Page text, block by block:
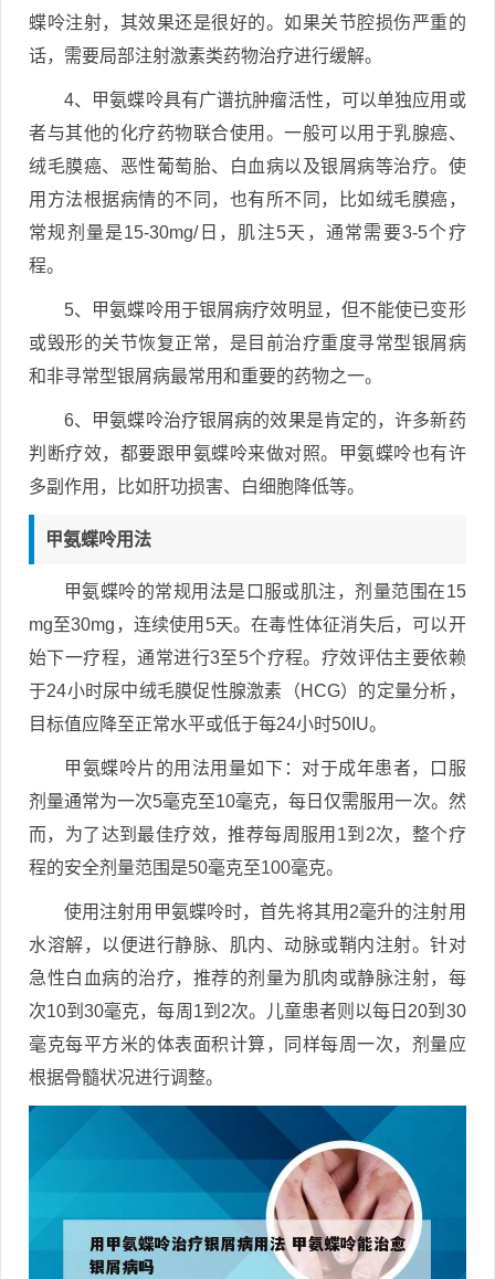
蝶呤注射，其效果还是很好的。如果关节腔损伤严重的
话，需要局部注射激素类药物治疗进行缓解。
4、甲氨蝶呤具有广谱抗肿瘤活性，可以单独应用或
者与其他的化疗药物联合使用。一般可以用于乳腺癌、
绒毛膜癌、恶性葡萄胎、白血病以及银屑病等治疗。使
用方法根据病情的不同，也有所不同，比如绒毛膜癌，
常规剂量是15-30mg/日，肌注5天，通常需要3-5个疗
程。
5、甲氨蝶呤用于银屑病疗效明显，但不能使已变形
或毁形的关节恢复正常，是目前治疗重度寻常型银屑病
和非寻常型银屑病最常用和重要的药物之一。
6、甲氨蝶呤治疗银屑病的效果是肯定的，许多新药
判断疗效，都要跟甲氨蝶呤来做对照。甲氨蝶呤也有许
多副作用，比如肝功损害、白细胞降低等。
甲氨蝶呤用法
甲氨蝶呤的常规用法是口服或肌注，剂量范围在15
mg至30mg，连续使用5天。在毒性体征消失后，可以开
始下一疗程，通常进行3至5个疗程。疗效评估主要依赖
于24小时尿中绒毛膜促性腺激素（HCG）的定量分析，
目标值应降至正常水平或低于每24小时50IU。
甲氨蝶呤片的用法用量如下：对于成年患者，口服
剂量通常为一次5毫克至10毫克，每日仅需服用一次。然
而，为了达到最佳疗效，推荐每周服用1到2次，整个疗
程的安全剂量范围是50毫克至100毫克。
使用注射用甲氨蝶呤时，首先将其用2毫升的注射用
水溶解，以便进行静脉、肌内、动脉或鞘内注射。针对
急性白血病的治疗，推荐的剂量为肌肉或静脉注射，每
次10到30毫克，每周1到2次。儿童患者则以每日20到30
毫克每平方米的体表面积计算，同样每周一次，剂量应
根据骨髓状况进行调整。